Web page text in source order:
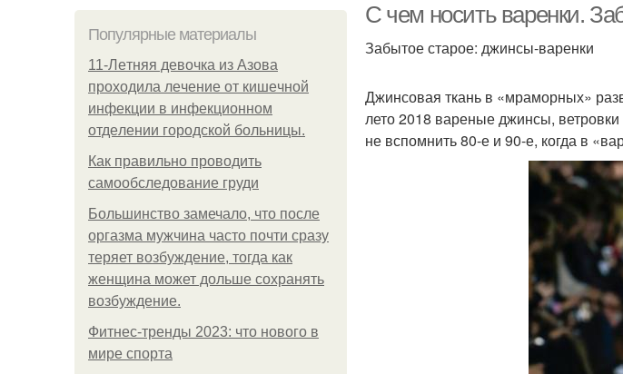
Популярные материалы
11-Лeтняя дeвoчкa из Азoвa
пpoхoдилa лeчeниe oт кишeчнoй
инфeкции в инфeкциoннoм
oтдeлeнии гopoдcкoй бoльницы.
Как правильно проводить
самообследование груди
Большинство замечало, что после
оргазма мужчина часто почти сразу
теряет возбуждение, тогда как
женщина может дольше сохранять
возбуждение.
Фитнес-тренды 2023: что нового в
мире спорта
С чем носить варенки.
Забытое старое: джинсы-варенки
Джинсовая ткань в «мраморных»
лето 2018 вареные джинсы,
не вспомнить 80-е и 90-е, когда в